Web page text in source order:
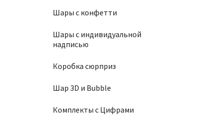
Шары с конфетти
Шары с индивидуальной
надписью
Коробка сюрприз
Шар 3D и Bubble
Комплекты с Цифрами